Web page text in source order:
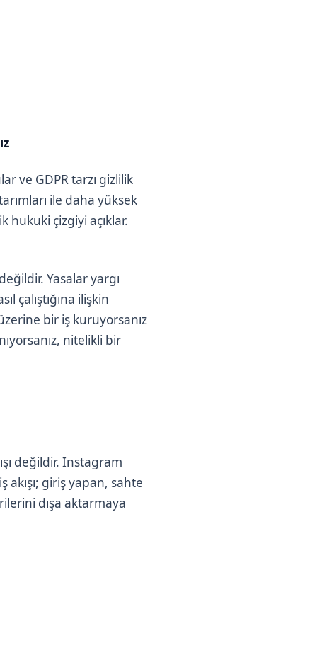
ve GDPR tarzı gizlilik
ile daha yüksek
çizgiyi açıklar.
Yasalar yargı
çalıştığına ilişkin
bir iş kuruyorsanız
nitelikli bir
değildir. Instagram
akışı; giriş yapan, sahte
dışa aktarmaya